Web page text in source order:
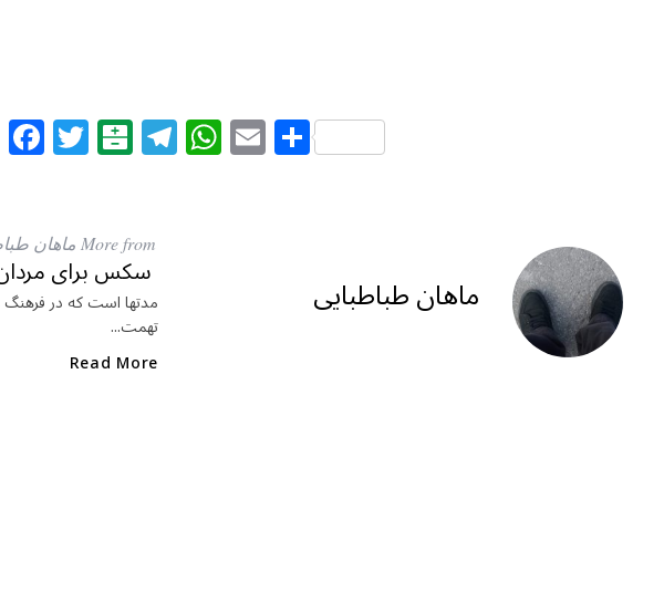
F
a
e
b
ook
T
w
e
r
B
al
ar
in
T
el W
h E
m S
h
ماهان طباطبایی
More from ماهان طباطبایی
سکس برای
مدتها است که در فرهنگ
تهمت...
Read More